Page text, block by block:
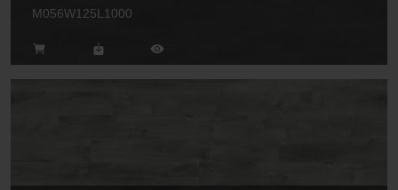
M056W125L1000